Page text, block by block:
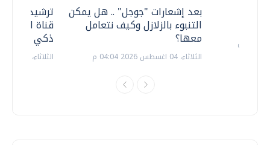
ترشيدا
قناة
ذكي
الثلاثاء، 14 يوليو 2026 06:11 م
بعد إشعارات "جوجل" .. هل يمكن
التنبوء بالزلازل وكيف نتعامل
معها؟
الثلاثاء، 04 اغسطس 2026 04:04 م